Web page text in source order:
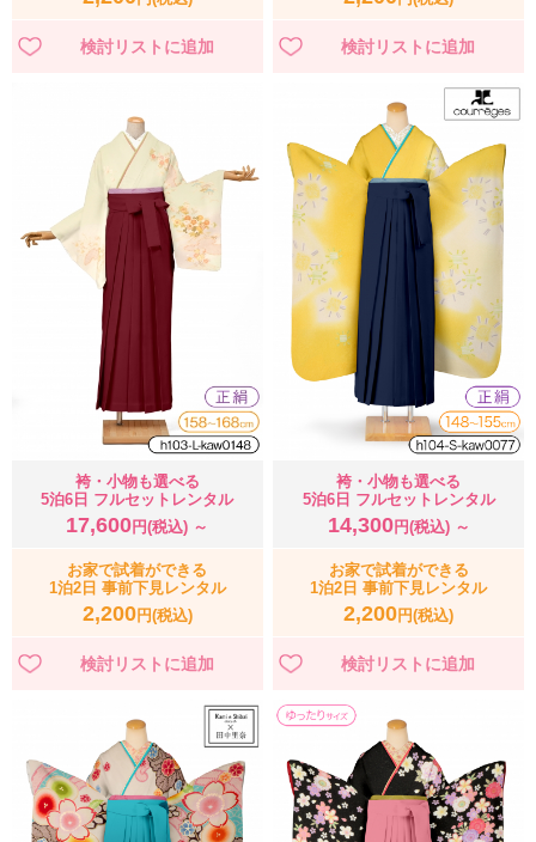
袴・小物も選べる
5泊6日 フルセットレンタル
17,600 円(税込) ～
お家で試着ができる
1泊2日 事前下見レンタル
2,200円(税込)
袴・小物も選べる
5泊6日 フルセットレンタル
14,300円(税込) ～
お家で試着ができる
1泊2日 事前下見レンタル
2,200円(税込)